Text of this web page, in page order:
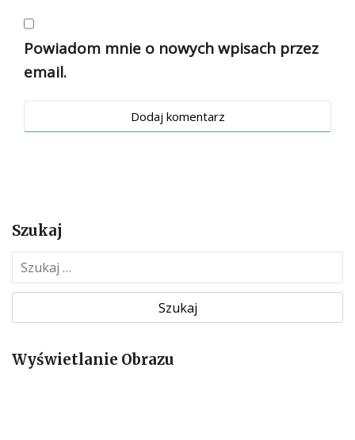
Powiadom mnie o nowych wpisach przez
email.
Szukaj
z
k
jWyświetlanie Obrazu